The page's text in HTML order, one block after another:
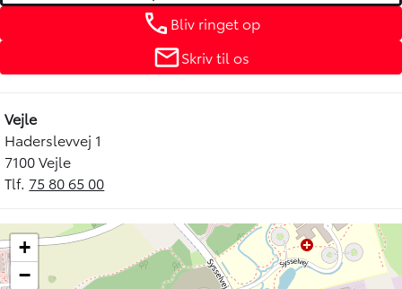
Bliv ringet op
Skriv til os
Vejle
Haderslevvej 1
7100 Vejle
Tlf. 75 80 65 00